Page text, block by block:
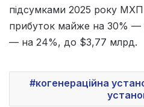
підсумками 2025 року МХП
прибуток майже на 30% —
— на 24%, до $3,77 млрд.
когенераційна